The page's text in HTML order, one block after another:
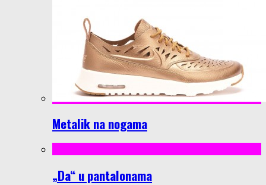
Metalik na nogama
„Da“ u pantalonama